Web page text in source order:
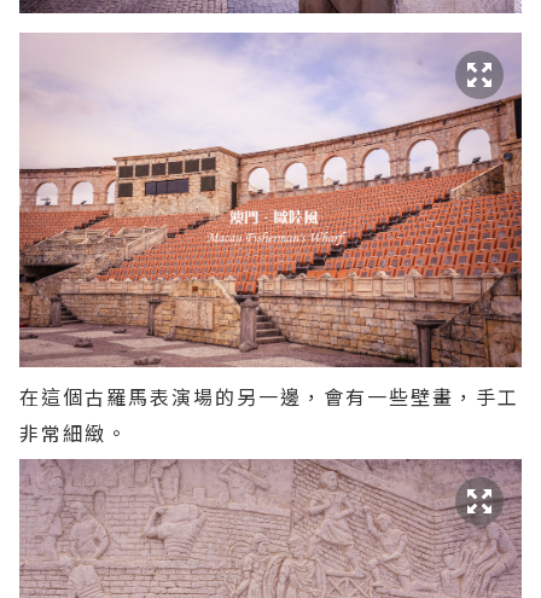
在這個古羅馬表演場的另一邊，會有一些壁畫，手工
非常細緻。